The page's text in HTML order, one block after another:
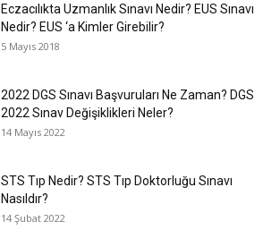
Eczacılıkta Uzmanlık Sınavı Nedir? EUS Sınavı
Nedir? EUS ‘a Kimler Girebilir?
5 Mayıs 2018
2022 DGS Sınavı Başvuruları Ne Zaman? DGS
2022 Sınav Değişiklikleri Neler?
14 Mayıs 2022
STS Tıp Nedir? STS Tıp Doktorluğu Sınavı
Nasıldır?
14 Şubat 2022